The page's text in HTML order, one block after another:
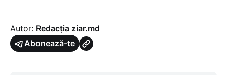
Autor: Redacția ziar.md
Abonează-te